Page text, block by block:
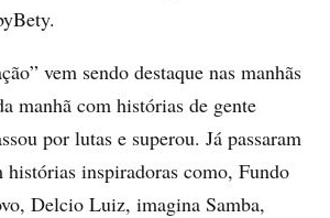
vem sendo destaque nas manhãs
manhã com histórias de gente
por lutas e superou. Já passaram
histórias inspiradoras como, Fundo
Delcio Luiz, imagina Samba,